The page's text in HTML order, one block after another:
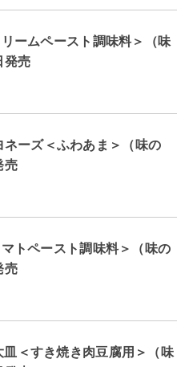
ームペースト調味料＞（味
発売
ーズ＜ふわあま＞（味の
売
トペースト調味料＞（味の
売
＜すき焼き肉豆腐用＞（味